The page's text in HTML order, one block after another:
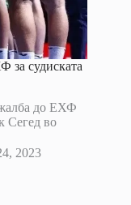
за судиската
до ЕХФ
Сегед во
2023